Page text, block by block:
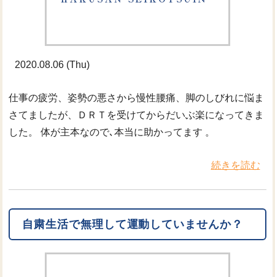
2020.08.06 (Thu)
仕事の疲労、姿勢の悪さから慢性腰痛、脚のしびれに悩ま
さてましたが、ＤＲＴを受けてからだいぶ楽になってきま
した。 体が主本なので､本当に助かってます 。
続きを読む
自粛生活で無理して運動していませんか？